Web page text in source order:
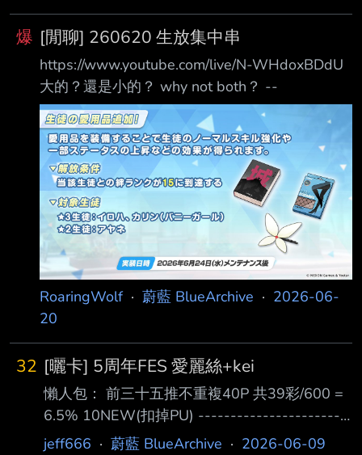
爆 [閒聊] 260620 生放集中串
https://www.youtube.com/live/N-WHdoxBDdU
大的？還是小的？ why not both？ --
RoaringWolf· 蔚藍 BlueArchive · 2026-06-
20
32 [曬卡] 5周年FES 愛麗絲+kei
懶人包： 前三十五推不重複40P 共39彩/600 =
6.5% 10NEW(扣掉PU) -----------------------
----------- kei(10) 10 kei 愛麗絲(20~100) 20
jeff666 · 蔚藍 BlueArchive · 2026-06-09